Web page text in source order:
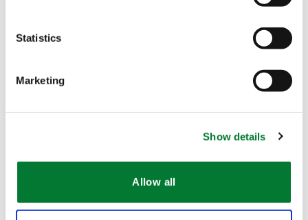
Statistics
Marketing
Show details
Allow all
1,200包。我们还格外关注包装袋和密封的强度，因此
或产品相关信息，我们采用了一种特别的包装袋印刷工
艺，不需使用标签。包装袋上印刷的条形码能够帮助我
每个袋子在包装完毕后都经过称重和清洁，下一步才进